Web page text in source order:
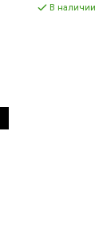
В наличии